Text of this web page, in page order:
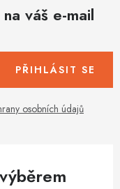
váš e-mail
osobních údajů
PŘIHLÁSIT SE